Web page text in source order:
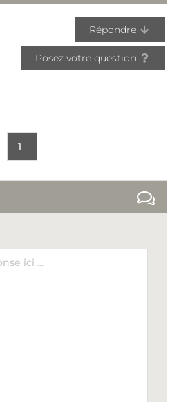
Répondre
Posez votre question
1